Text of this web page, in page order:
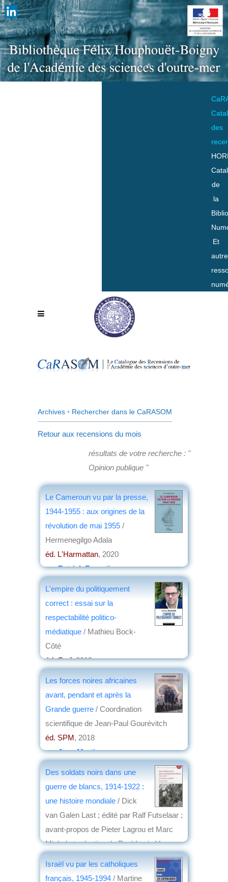
des
de
la
Et
Archives • Rechercher dans le CaRASOM
Retour aux recensions du mois
résultats de votre recherche : "
Opinion publique "
Le Cameroun vu par la presse,
1944-1955 : aux origines de la
révolution de mai 1955 /
Hermenegilgo Adala
éd. L'Harmattan, 2020
parPatrick Forestier
L'empire du politiquement
correct : essai sur la
respectabilité politico-
médiatique / Mathieu Bock-
Côté
éd. Cerf, 2019
Les forces noires africaines
avant, pendant et après la
Grande guerre / Coordination
scientifique de Jean-Paul Gourévitch
éd. SPM, 2018
parJean Martin
Des soldats noirs dans une
guerre de blancs, 1914-1922 :
une histoire mondiale / Dick
van Galen Last ; édité par Ralf Futselaar ;
avant-propos de Pieter Lagrou et Marc
Michel ; traduction de Paul-Louis Van
Israël vu par les catholiques
français, 1945-1994 / Martine